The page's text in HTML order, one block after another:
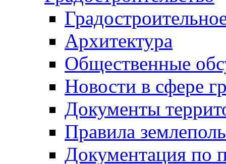
Архитектура
Общественные
Новости в сфере
Документы
Правила
Документация по